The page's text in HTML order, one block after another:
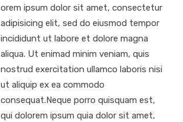
orem ipsum dolor sit amet, consectetur
adipisicing elit, sed do eiusmod tempor
incididunt ut labore et dolore magna
aliqua. Ut enimad minim veniam, quis
nostrud exercitation ullamco laboris nisi
ut aliquip ex ea commodo
consequat.Neque porro quisquam est,
qui dolorem ipsum quia dolor sit amet,